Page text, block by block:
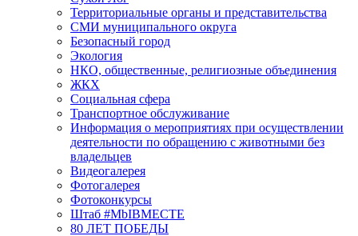
Территориальные органы и представительства
СМИ муниципального округа
Безопасный город
Экология
НКО, общественные, религиозные объединения
ЖКХ
Социальная сфера
Транспортное обслуживание
Информация о мероприятиях при осуществлении
деятельности по обращению с животными без
владельцев
Видеогалерея
Фотогалерея
Фотоконкурсы
Штаб #MbIBMECTE
80 ЛЕТ ПОБЕДЫ